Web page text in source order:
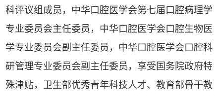
科评议组成员，中华口腔医学会第七届口腔病理学
专业委员会主任委员，中华口腔医学会口腔生物医
学专业委员会副主任委员，中华口腔医学会口腔科
研管理专业委员会副主任委员，享受国务院政府特
殊津贴，卫生部优秀青年科技人才、教育部骨干教